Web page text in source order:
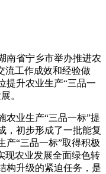
省宁乡市举办推进农
流工作成效和经验做
提升农业生产“三品一
。
业生产“三品一标”提
，初步形成了一批能复
产“三品一标”取得积极
现农业发展全面绿色转
构升级的紧迫任务，是